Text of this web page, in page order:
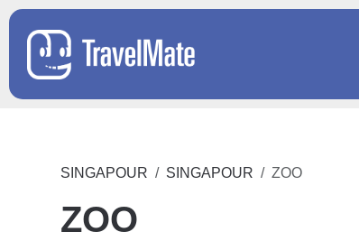
SINGAPOUR SINGAPOUR ZOO
ZOO